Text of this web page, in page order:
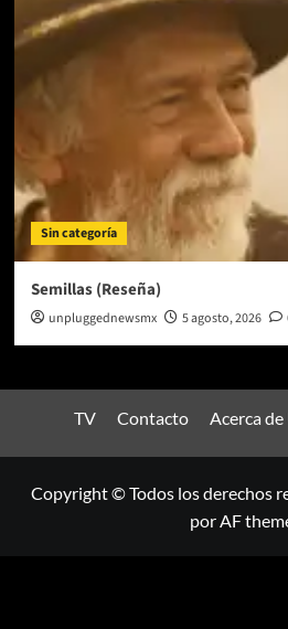
Sin categoría
Semillas (Reseña)
unpluggednewsmx 5 agosto, 2026
TV Contacto Acerca
Copyright © Todos los derechos
por AF